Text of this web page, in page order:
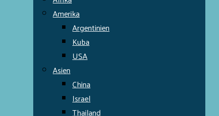
Amerika
Argentinien
Kuba
USA
Asien
China
Israel
Thailand